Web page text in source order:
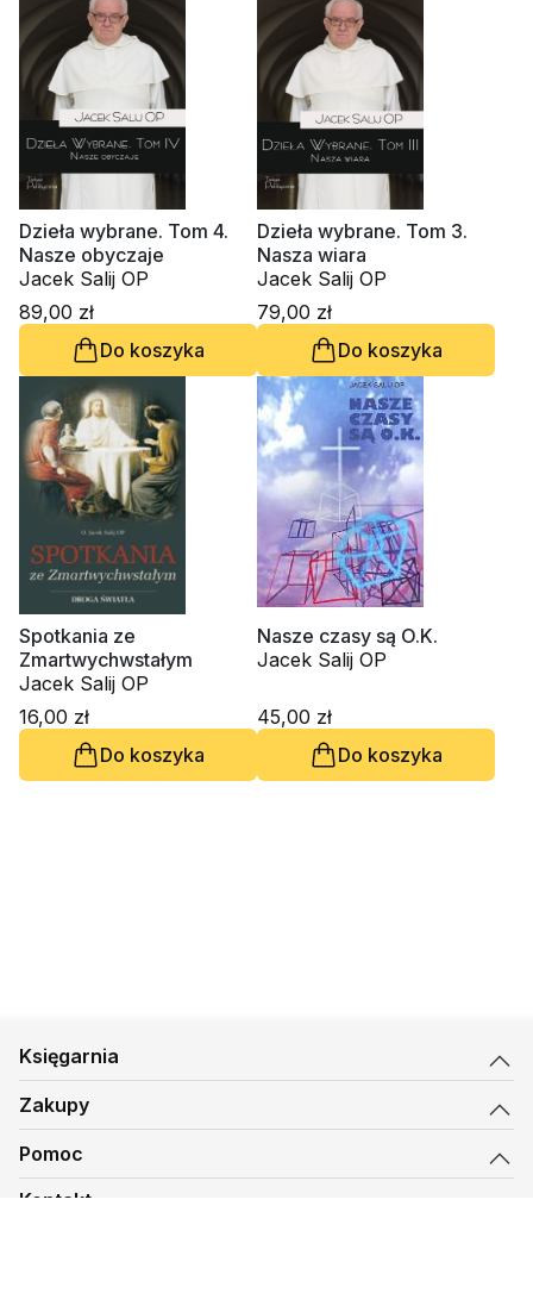
Dzieła wybrane. Tom 4.
Nasze obyczaje
Jacek Salij OP
89,00 zł
Do koszyka
Dzieła wybrane. Tom 3.
Nasza wiara
Jacek Salij OP
79,00 zł
Do koszyka
Spotkania ze
Zmartwychwstałym
Jacek Salij OP
16,00 zł
Do koszyka
Nasze czasy są O.K.
Jacek Salij OP
45,00 zł
Do koszyka
Księgarnia
Zakupy
Pomoc
Kontakt